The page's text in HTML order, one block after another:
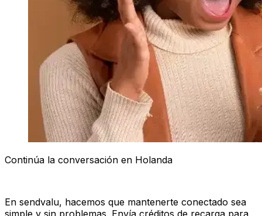
Continúa la conversación en Holanda
En sendvalu, hacemos que mantenerte conectado sea